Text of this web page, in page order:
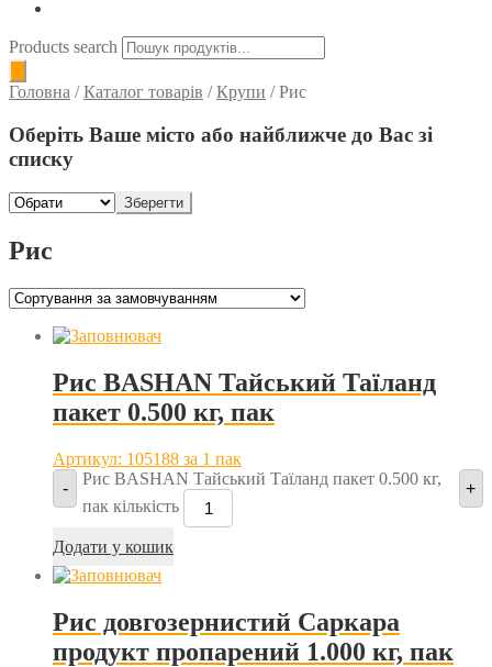
Products search
Головна /Каталог товарів /Крупи /Рис
Оберіть Ваше місто або найближче до Вас зі
списку
Зберегти
Рис
Рис BASHAN Тайський Таїланд
пакет 0.500 кг, пак
Артикул: 105188 за 1 пак
-
Рис BASHAN Тайський Таїланд пакет 0.500 кг,
пак кількість
+
Додати у кошик
Рис довгозернистий Саркара
продукт пропарений 1.000 кг, пак